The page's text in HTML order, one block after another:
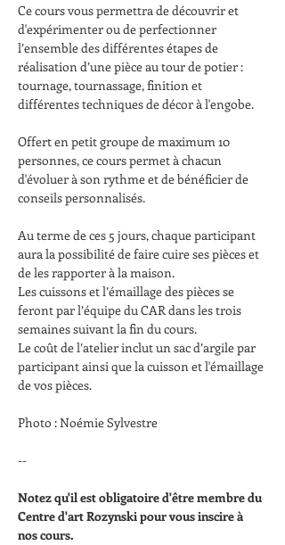
Ce cours vous permettra de découvrir et
d'expérimenter ou de perfectionner
l’ensemble des différentes étapes de
réalisation d’une pièce au tour de potier :
tournage, tournassage, finition et
différentes techniques de décor à l'engobe.
Offert en petit groupe de maximum 10
personnes, ce cours permet à chacun
d'évoluer à son rythme et de bénéficier de
conseils personnalisés.
Au terme de ces 5 jours, chaque participant
aura la possibilité de faire cuire ses pièces et
de les rapporter à la maison.
Les cuissons et l’émaillage des pièces se
feront par l’équipe du CAR dans les trois
semaines suivant la fin du cours.
Le coût de l’atelier inclut un sac d’argile par
participant ainsi que la cuisson et l'émaillage
de vos pièces.
Photo : Noémie Sylvestre
--
Notez qu'il est obligatoire d'être membre du
Centre d'art Rozynski pour vous inscire à
nos cours.